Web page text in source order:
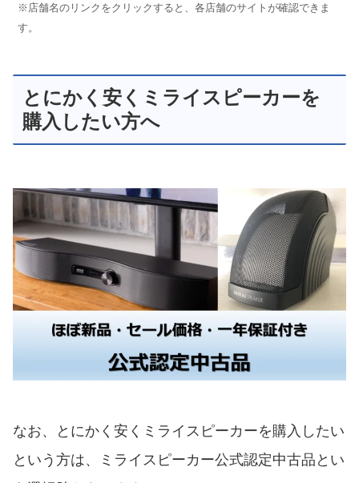
※店舗名のリンクをクリックすると、各店舗のサイトが確認できま
す。
とにかく安くミライスピーカーを
購入したい方へ
なお、とにかく安くミライスピーカーを購入したい
という方は、ミライスピーカー公式認定中古品とい